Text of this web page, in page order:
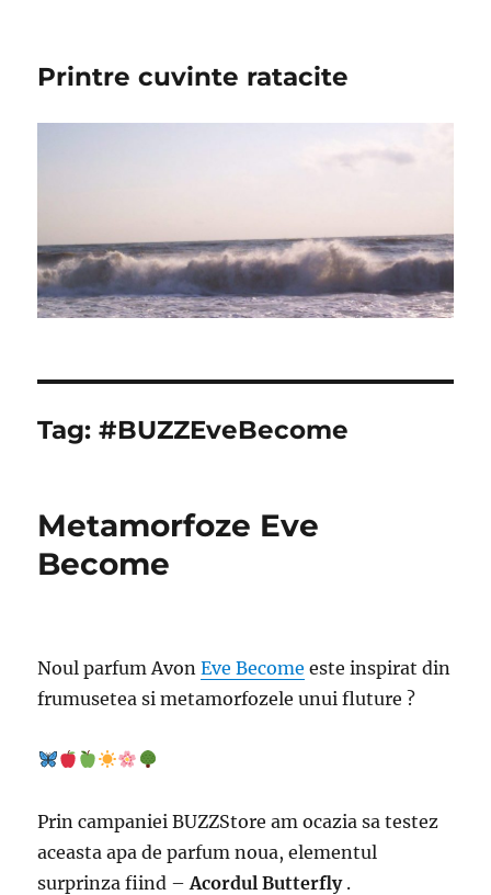
Printre cuvinte ratacite
Tag:#BUZZEveBecome
Metamorfoze Eve
Become
Noul parfum AvonEve Become este inspirat din
frumusetea si metamorfozele unui fluture ?
Prin campaniei BUZZStore am ocazia sa testez
aceasta apa de parfum noua, elementul
surprinza fiind –Acordul Butterfly.